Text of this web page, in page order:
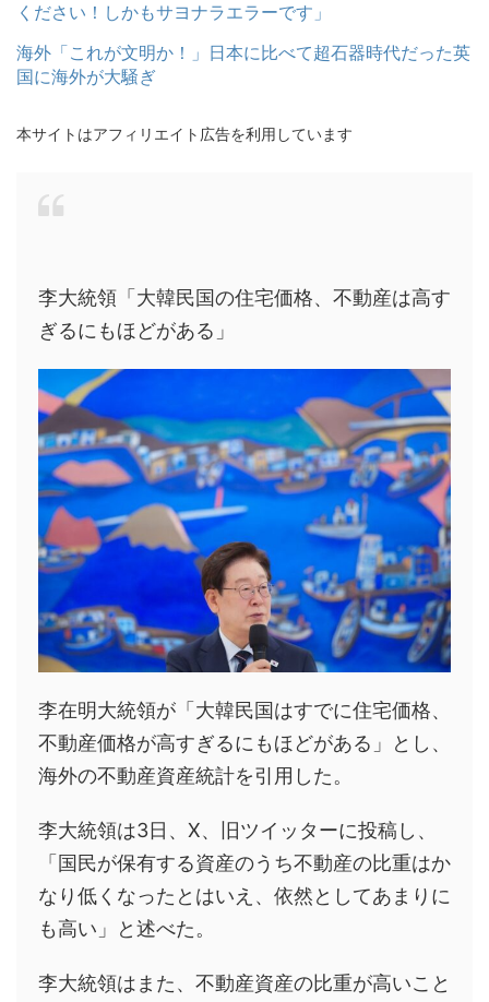
ください！しかもサヨナラエラーです」
海外「これが文明か！」日本に比べて超石器時代だった英
国に海外が大騒ぎ
本サイトはアフィリエイト広告を利用しています
李大統領「大韓民国の住宅価格、不動産は高す
ぎるにもほどがある」
李在明大統領が「大韓民国はすでに住宅価格、
不動産価格が高すぎるにもほどがある」とし、
海外の不動産資産統計を引用した。
李大統領は3日、X、旧ツイッターに投稿し、
「国民が保有する資産のうち不動産の比重はか
なり低くなったとはいえ、依然としてあまりに
も高い」と述べた。
李大統領はまた、不動産資産の比重が高いこと